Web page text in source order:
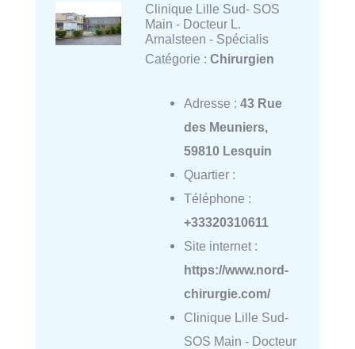
Clinique Lille Sud- SOS
Main - Docteur L.
Arnalsteen - Spécialis
Catégorie : Chirurgien
Adresse : 43 Rue
des Meuniers,
59810 Lesquin
Quartier :
Téléphone :
+33320310611
Site internet :
https://www.nord-
chirurgie.com/
Clinique Lille Sud-
SOS Main - Docteur